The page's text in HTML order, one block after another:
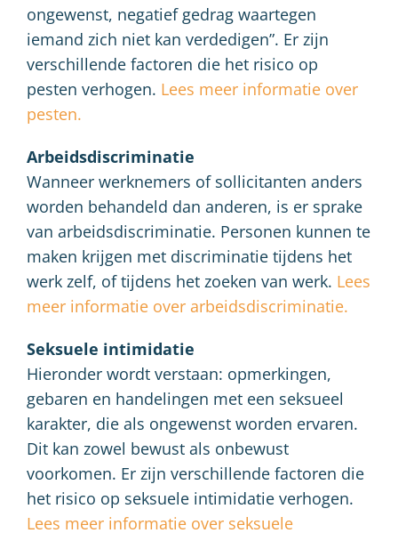
ongewenst, negatief gedrag waartegen
iemand zich niet kan verdedigen”. Er zijn
verschillende factoren die het risico op
pesten verhogen. Lees meer informatie over
pesten.
Arbeidsdiscriminatie
Wanneer werknemers of sollicitanten anders
worden behandeld dan anderen, is er sprake
van arbeidsdiscriminatie. Personen kunnen te
maken krijgen met discriminatie tijdens het
werk zelf, of tijdens het zoeken van werk. Lees
meer informatie over arbeidsdiscriminatie.
Seksuele intimidatie
Hieronder wordt verstaan: opmerkingen,
gebaren en handelingen met een seksueel
karakter, die als ongewenst worden ervaren.
Dit kan zowel bewust als onbewust
voorkomen. Er zijn verschillende factoren die
het risico op seksuele intimidatie verhogen.
Lees meer informatie over seksuele